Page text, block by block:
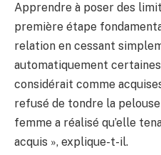
Apprendre à poser des
première étape
relation en cessant
automatiquement
considérait comme
refusé de tondre la
femme a réalisé qu’elle
acquis », explique-t-il.